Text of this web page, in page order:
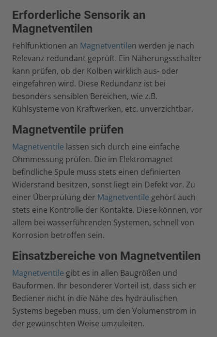
Erforderliche Sensorik an
Magnetventilen
Fehlfunktionen an Magnetventilen werden je nach
Relevanz redundant geprüft. Ein Näherungsschalter
kann prüfen, ob der Kolben wirklich aus- oder
eingefahren wird. Diese Redundanz ist bei
besonders sensiblen Bereichen, wie z.B.
Kühlsysteme von Kraftwerken, etc. unverzichtbar.
Magnetventile prüfen
Magnetventile lassen sich durch eine einfache
Ohmmessung prüfen. Die im Elektromagnet
befindliche Spule muss stets einen definierten
Widerstand besitzen, sonst liegt ein Defekt vor. Zu
einer Überprüfung der Magnetventile gehört auch
stets eine Kontrolle der Kontakte. Diese können, vor
allem bei wasserführenden Systemen, schnell von
Korrosion betroffen sein.
Einsatzbereiche von Magnetventilen
Magnetventile gibt es in allen Baugrößen und
Bauformen. Ihr besonderer Vorteil ist, dass sich er
Bediener nicht in die Nähe des hydraulischen
Systems begeben muss, um den Volumenstrom in
der gewünschten Weise umzuleiten.